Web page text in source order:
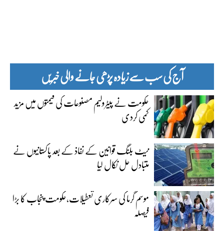
آج کی سب سے زیادہ پڑھی جانے والی خبریں
حکومت نے پیٹرولیم مصنوعات کی قیمتوں میں مزید
کمی کردی
نیٹ بلنگ قوانین کے نفاذ کے بعد پاکستانیوں نے
متبادل حل نکال لیا
موسم گرما کی سرکاری تعطیلات،حکومت پنجاب کا بڑا
فیصلہ